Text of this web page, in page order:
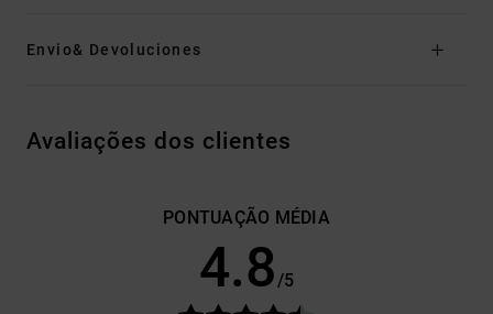
Envio& Devoluciones
Avaliações dos clientes
PONTUAÇÃO MÉDIA
4.8/5